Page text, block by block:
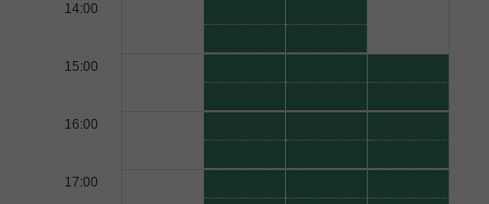
14:00
15:00
16:00
17:00